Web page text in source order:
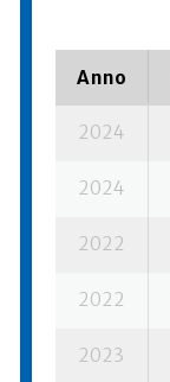
Anno
2024
2024
2022
2022
2023